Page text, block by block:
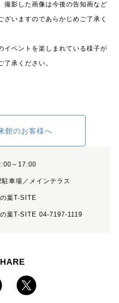
撮影した画像は今後の告知画など
ざいますのであらかじめご了承く
イベントを楽しまれている様子が
承ください。
館のお客様へ
～17:00
駐車場／メインテラス
葉T-SITE
葉T-SITE 04-7197-1119